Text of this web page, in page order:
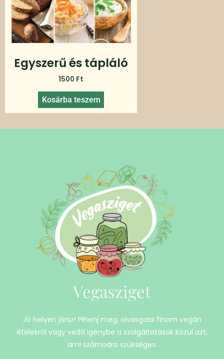
Egyszerű és tápláló
1500 Ft
Kosárba teszem
Vegasziget
Jó helyen jársz! Pihenj meg, olvasgass finom vegán
ételekről vagy vedd igénybe a szolgáltatások közül azt,
ami számodra szükséges.